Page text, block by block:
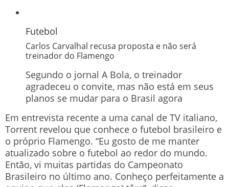
Futebol
Carlos Carvalhal recusa proposta e não será
treinador do Flamengo
Segundo o jornal A Bola, o treinador
agradeceu o convite, mas não está em seus
planos se mudar para o Brasil agora
Em entrevista recente a uma canal de TV italiano,
Torrent revelou que conhece o futebol brasileiro e
o próprio Flamengo. “Eu gosto de me manter
atualizado sobre o futebol ao redor do mundo.
Então, vi muitas partidas do Campeonato
Brasileiro no último ano. Conheço perfeitamente a